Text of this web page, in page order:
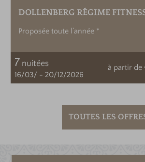
Détail
SEMAINES DE
02.08.2026-23.08.2026
nuitées
31/07/-
TOUTES LES